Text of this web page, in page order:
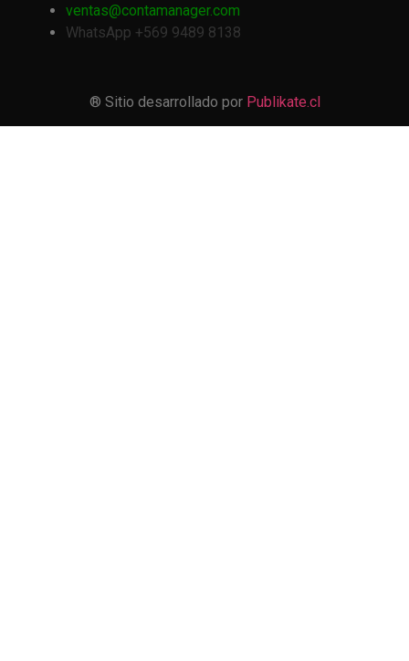
ventas@contamanager.com
WhatsApp +569 9489 8138
® Sitio desarrollado por Publikate.cl